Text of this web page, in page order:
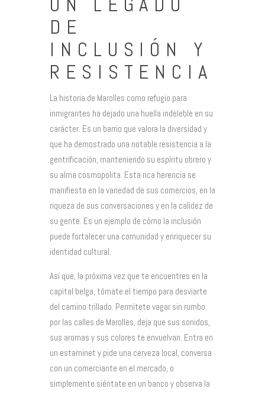
DE
INCLUSIÓN Y
RESISTENCIA
La historia de Marolles como refugio para
inmigrantes ha dejado una huella indeleble en su
carácter. Es un barrio que valora la diversidad y
que ha demostrado una notable resistencia a la
gentrificación, manteniendo su espíritu obrero y
su alma cosmopolita. Esta rica herencia se
manifiesta en la variedad de sus comercios, en la
riqueza de sus conversaciones y en la calidez de
su gente. Es un ejemplo de cómo la inclusión
puede fortalecer una comunidad y enriquecer su
identidad cultural.
Así que, la próxima vez que te encuentres en la
capital belga, tómate el tiempo para desviarte
del camino trillado. Permítete vagar sin rumbo
por las calles de Marolles, deja que sus sonidos,
sus aromas y sus colores te envuelvan. Entra en
un estaminet y pide una cerveza local, conversa
con un comerciante en el mercado, o
simplemente siéntate en un banco y observa la